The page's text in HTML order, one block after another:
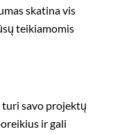
skatina vis
teikiamomis
turi savo projektų
ir gali